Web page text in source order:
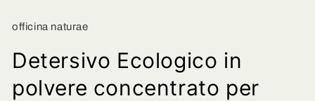
officina naturae
Detersivo Ecologico in
polvere concentrato per